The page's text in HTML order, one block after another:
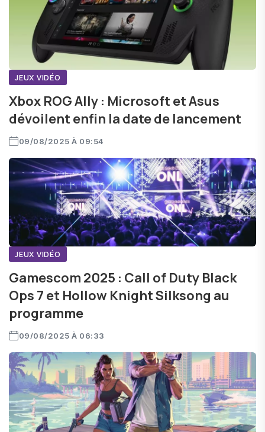
JEUX VIDÉO
Xbox ROG Ally : Microsoft et Asus
dévoilent enfin la date de lancement
09/08/2025 À 09:54
JEUX VIDÉO
Gamescom 2025 : Call of Duty Black
Ops 7 et Hollow Knight Silksong au
programme
09/08/2025 À 06:33